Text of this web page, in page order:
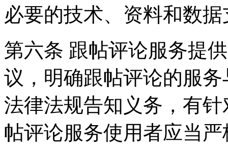
必要的技术、资料和数
第六条 跟帖评论服务提
议，明确跟帖评论的服
法律法规告知义务，有
帖评论服务使用者应当